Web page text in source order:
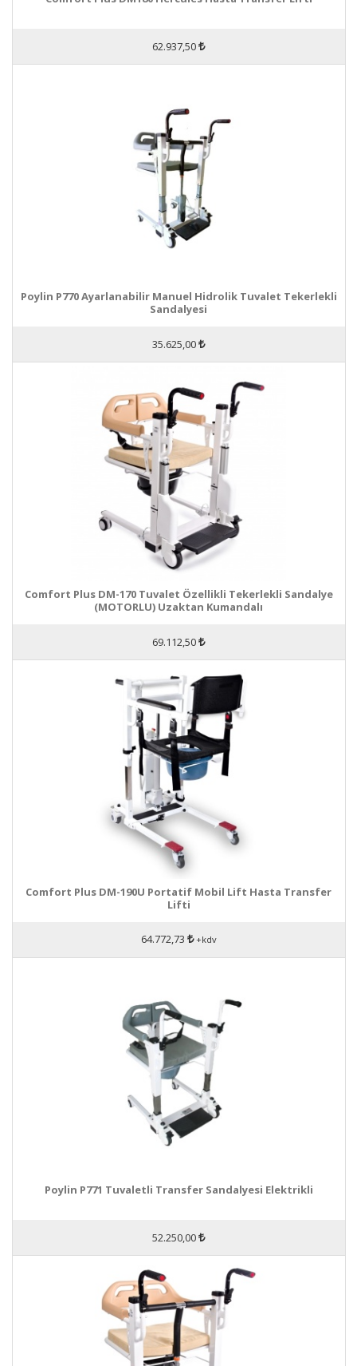
62.937,50
Poylin P770 Ayarlanabilir Manuel Hidrolik Tuvalet Tekerlekli
Sandalyesi
35.625,00
Comfort Plus DM-170 Tuvalet Özellikli Tekerlekli Sandalye
(MOTORLU) Uzaktan Kumandalı
69.112,50
Comfort Plus DM-190U Portatif Mobil Lift Hasta Transfer
Lifti
64.772,73 +kdv
Poylin P771 Tuvaletli Transfer Sandalyesi Elektrikli
52.250,00